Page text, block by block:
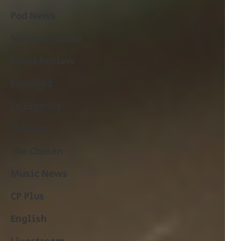
CP Plus
English